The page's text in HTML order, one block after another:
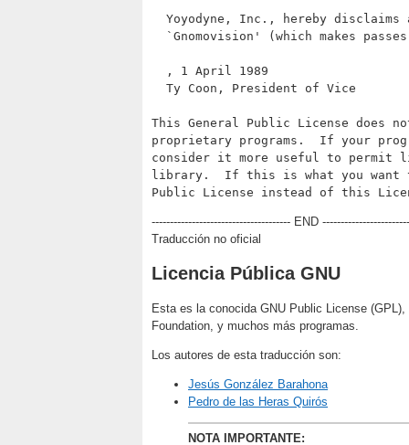
Yoyodyne, Inc., hereby disclaims
`Gnomovision' (which makes
, 1 April 1989
  Ty Coon, President of Vice
This General Public License does
proprietary programs.  If your
consider it more useful to permit
library.  If this is what you want
-------------------------------------- END
Traducción no oficial
Licencia Pública GNU
Esta es la conocida GNU Public License
Foundation, y muchos más programas.
Los autores de esta traducción son:
Jesús González Barahona
Pedro de las Heras Quirós
NOTA IMPORTANTE: